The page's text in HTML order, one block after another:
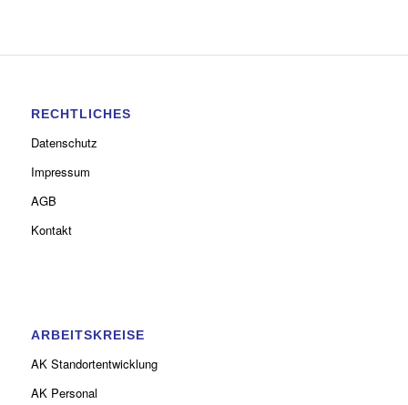
RECHTLICHES
Datenschutz
Impressum
AGB
Kontakt
ARBEITSKREISE
AK Standortentwicklung
AK Personal